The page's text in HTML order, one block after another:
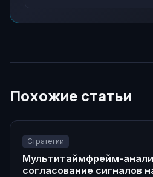
Похожие статьи
Стратегии
Мультитаймфрейм-
согласование сигналов